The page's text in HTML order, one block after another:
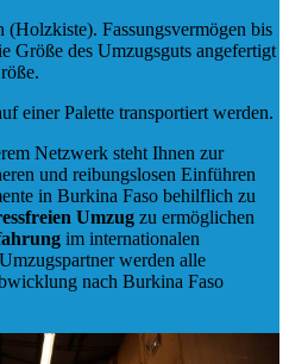
Fassungsvermögen bis
Größe des Umzugsguts angefertigt
einer Palette transportiert werden.
Netzwerk steht Ihnen zur
und reibungslosen Einführen
in Burkina Faso behilflich zu
Umzug zu ermöglichen
im internationalen
werden alle
nach Burkina Faso